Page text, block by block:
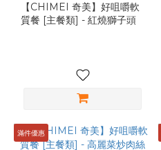
【CHIMEI 奇美】好咀嚼軟
質餐 [主餐類] - 紅燒獅子頭
滿件優惠